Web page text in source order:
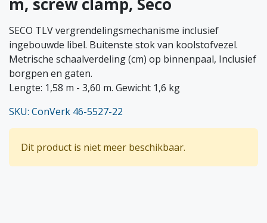
SECO TLV vergrendelingsmechanisme inclusief
ingebouwde libel. Buitenste stok van koolstofvezel.
Metrische schaalverdeling (cm) op binnenpaal, Inclusief
borgpen en gaten.
Lengte: 1,58 m - 3,60 m. Gewicht 1,6 kg
SKU: ConVerk 46-5527-22
Dit product is niet meer beschikbaar.